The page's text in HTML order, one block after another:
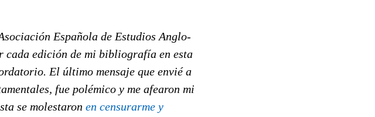
Española de Estudios Anglo-
cada edición de mi bibliografía en esta
El último mensaje que envié a
fue polémico y me afearon mi
se molestaron en censurarme y